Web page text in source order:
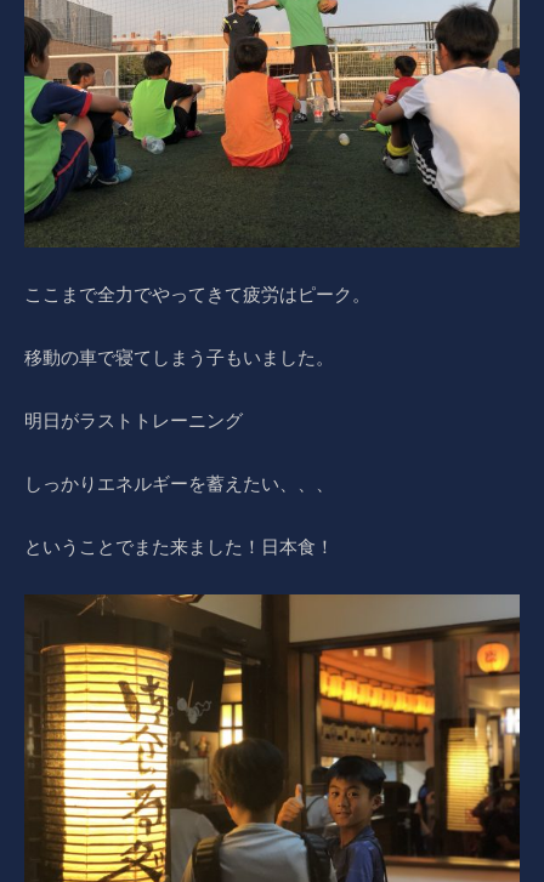
ここまで全力でやってきて疲労はピーク。
移動の車で寝てしまう子もいました。
明日がラストトレーニング
しっかりエネルギーを蓄えたい、、、
ということでまた来ました！日本食！